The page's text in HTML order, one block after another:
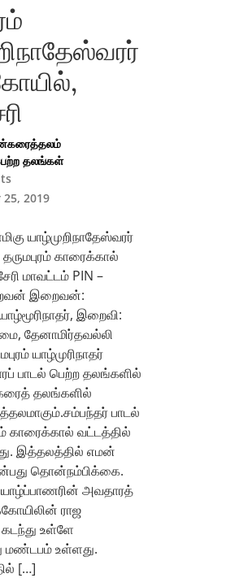
தலங்கள்
2019
யாழ்முறிநாதேஸ்வரர்
காரைக்கால்
மாவட்டம் PIN –
இறைவன்:
இறைவி:
தேனாமிர்தவல்லி
யாழ்முரிநாதர்
பாடல் பெற்ற தலங்களில்
தலங்களில்
பாடல்
காரைக்கால் வட்டத்தில்
இத்தலத்தில் எமன்
தொன்நம்பிக்கை.
அவதாரத்
ராஜ
உள்ளே
மண்டபம் உள்ளது.
[…]